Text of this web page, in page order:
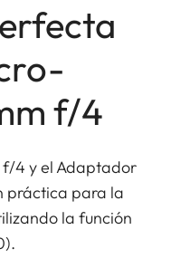
f/4
4 y el Adaptador
práctica para la
la función